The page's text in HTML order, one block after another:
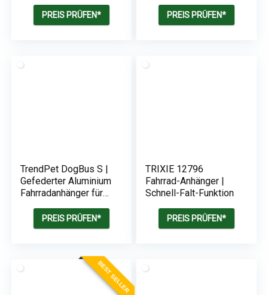
PREIS PRÜFEN* PREIS PRÜFEN*
TrendPet DogBus S |
Gefederter Aluminium
Fahrradanhänger für
HundePREIS PRÜFEN*
TRIXIE 12796
Fahrrad-Anhänger |
Schnell-Falt-Funktion
PREIS PRÜFEN*
BEST SELLER